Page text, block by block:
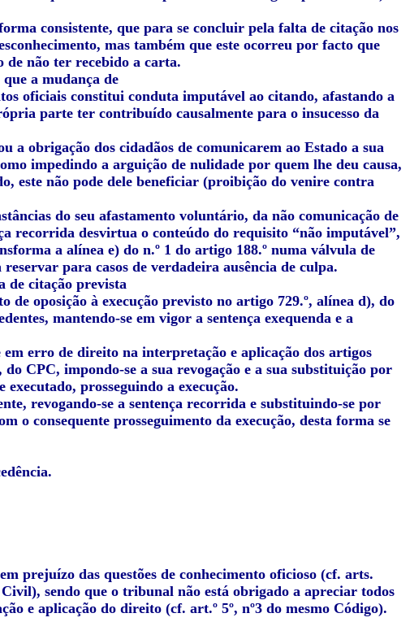
consistente, que para se concluir pela falta de citação nos
mas também que este ocorreu por facto que
de não ter recebido a carta.
a mudança de
oficiais constitui conduta imputável ao citando, afastando a
parte ter contribuído causalmente para o insucesso da
a obrigação dos cidadãos de comunicarem ao Estado a sua
impedindo a arguição de nulidade por quem lhe deu causa,
este não pode dele beneficiar (proibição do venire contra
do seu afastamento voluntário, da não comunicação de
recorrida desvirtua o conteúdo do requisito “não imputável”,
a alínea e) do n.º 1 do artigo 188.º numa válvula de
para casos de verdadeira ausência de culpa.
de citação prevista
oposição à execução previsto no artigo 729.º, alínea d), do
mantendo-se em vigor a sentença exequenda e a
erro de direito na interpretação e aplicação dos artigos
do CPC, impondo‑se a sua revogação e a sua substituição por
prosseguindo a execução.
revogando-se a sentença recorrida e substituindo-se por
o consequente prosseguimento da execução, desta forma se
prejuízo das questões de conhecimento oficioso (cf. arts.
Civil), sendo que o tribunal não está obrigado a apreciar todos
e aplicação do direito (cf. art.º 5º, nº3 do mesmo Código).